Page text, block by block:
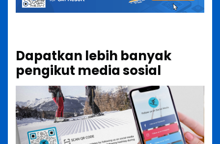
Dapatkan lebih banyak
pengikut media sosial